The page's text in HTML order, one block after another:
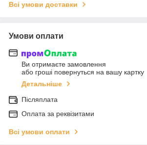
Всі умови доставки
Умови оплати
Ви отримаєте замовлення
або гроші повернуться на вашу картку
Детальніше
Післяплата
Оплата за реквізитами
Всі умови оплати